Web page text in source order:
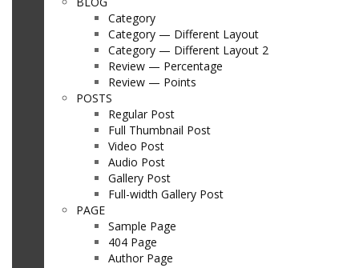
Category
Category — Different Layout
Category — Different Layout 2
Review — Percentage
Review — Points
POSTS
Regular Post
Full Thumbnail Post
Video Post
Audio Post
Gallery Post
Full-width Gallery Post
PAGE
Sample Page
404 Page
Author Page